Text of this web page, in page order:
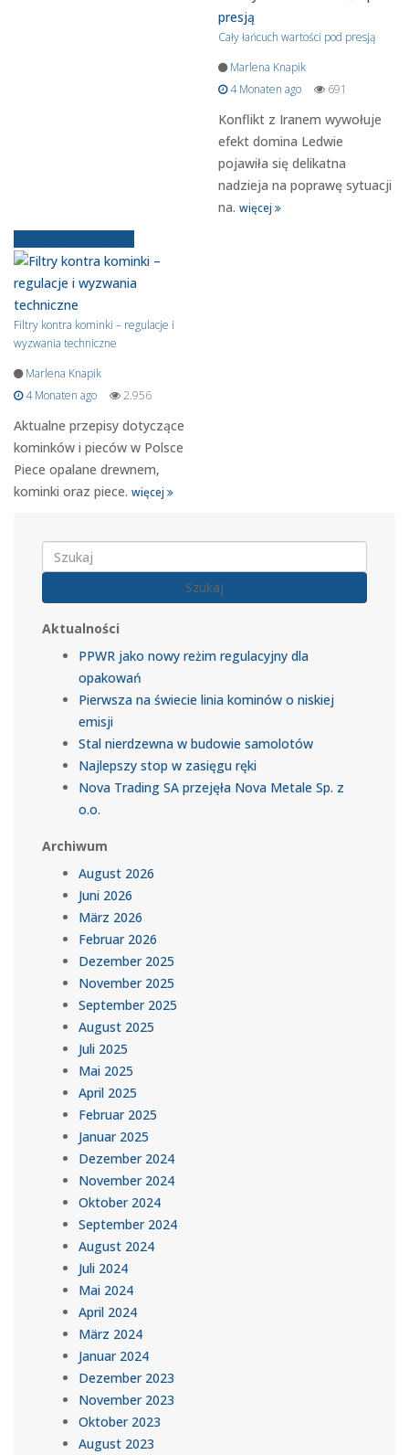
Cały łańcuch wartości pod presją
Marlena Knapik
4 Monaten ago
691
Konflikt z Iranem wywołuje
efekt domina Ledwie
pojawiła się delikatna
nadzieja na poprawę sytuacji
na. więcej
Filtry kontra kominki – regulacje i
wyzwania techniczne
Marlena Knapik
4 Monaten ago
2.956
Aktualne przepisy dotyczące
kominków i pieców w Polsce
Piece opalane drewnem,
kominki oraz piece. więcej
Szukaj
Aktualności
PPWR jako nowy reżim regulacyjny dla
opakowań
Pierwsza na świecie linia kominów o niskiej
emisji
Stal nierdzewna w budowie samolotów
Najlepszy stop w zasięgu ręki
Nova Trading SA przejęła Nova Metale Sp. z
o.o.
Archiwum
August 2026
Juni 2026
März 2026
Februar 2026
Dezember 2025
November 2025
September 2025
August 2025
Juli 2025
Mai 2025
April 2025
Februar 2025
Januar 2025
Dezember 2024
November 2024
Oktober 2024
September 2024
August 2024
Juli 2024
Mai 2024
April 2024
März 2024
Januar 2024
Dezember 2023
November 2023
Oktober 2023
August 2023